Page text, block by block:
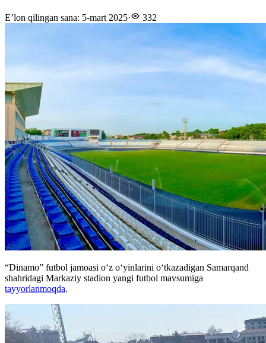
E’lon qilingan sana: 5-mart 2025· 332
“Dinamo” futbol jamoasi oʻz oʻyinlarini oʻtkazadigan Samarqand
shahridagi Markaziy stadion yangi futbol mavsumiga
tayyorlanmoqda.